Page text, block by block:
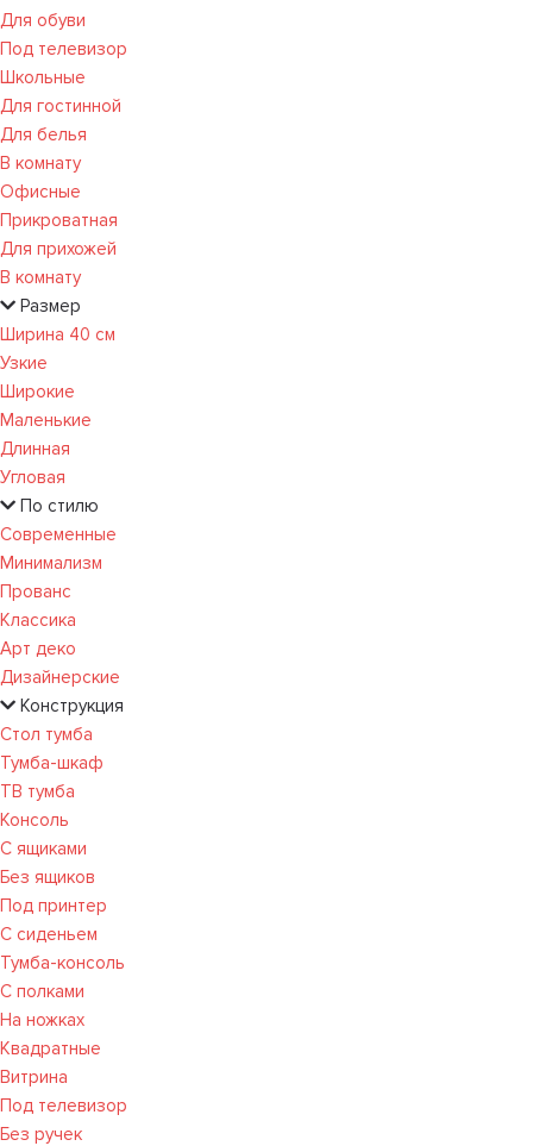
Для обуви
Под телевизор
Школьные
Для гостинной
Для белья
В комнату
Офисные
Прикроватная
Для прихожей
В комнату
Размер
Ширина 40 см
Узкие
Широкие
Маленькие
Длинная
Угловая
По стилю
Современные
Минимализм
Прованс
Классика
Арт деко
Дизайнерские
Конструкция
Стол тумба
Тумба-шкаф
ТВ тумба
Консоль
С ящиками
Без ящиков
Под принтер
С сиденьем
Тумба-консоль
С полками
На ножках
Квадратные
Витрина
Под телевизор
Без ручек